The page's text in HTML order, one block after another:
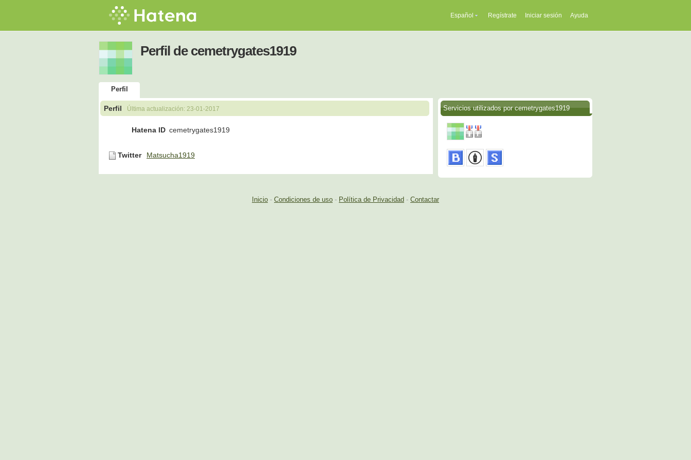
Español Regístrate Iniciar sesión Ayuda
Perfil de cemetrygates1919
Perfil
Perfil Última actualización: 23-01-2017
Hatena ID cemetrygates1919
Twitter Matsucha1919
Servicios utilizados por cemetrygates1919
Inicio - Condiciones de uso - Política de Privacidad - Contactar